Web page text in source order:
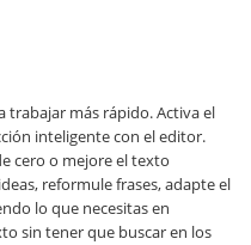
trabajar más rápido. Activa el
inteligente con el editor.
cero o mejore el texto
reformule frases, adapte el
lo que necesitas en
sin tener que buscar en los